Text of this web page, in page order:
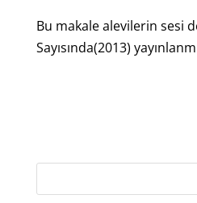
Bu makale alevilerin sesi
Sayısında(2013)